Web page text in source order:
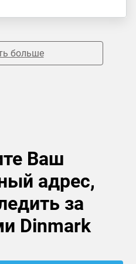
больше
Ваш
адрес,
за
Dinmark